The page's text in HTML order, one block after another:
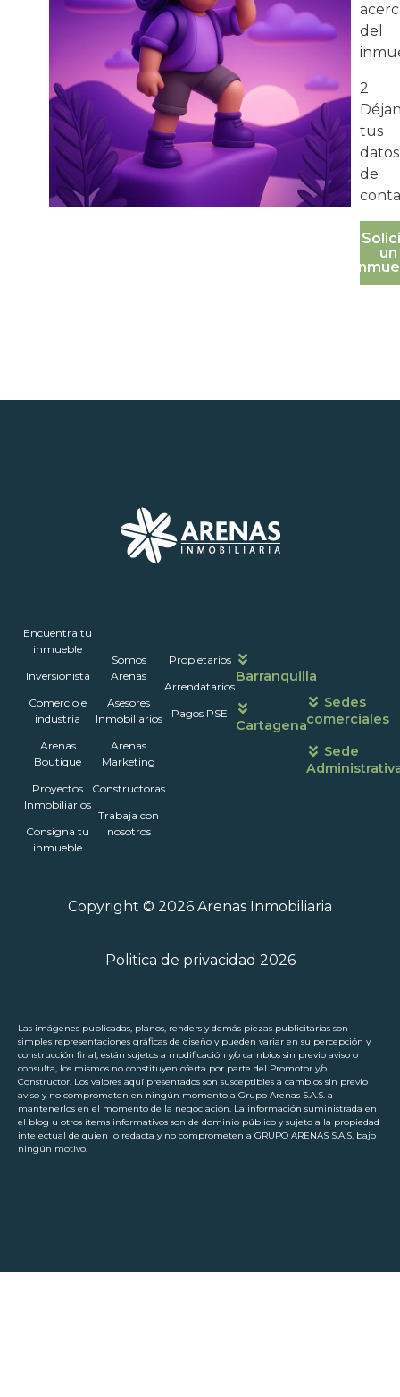
del
2
tus
datos
de
un
Encuentra tu
inmueble
Inversionista
Comercio e
industria
Arenas
Boutique
Proyectos
Inmobiliarios
Consigna tu
inmueble
Somos
Arenas
Asesores
Inmobiliarios
Arenas
Marketing
Constructoras
Trabaja con
nosotros
Propietarios
Arrendatarios
Pagos PSE
Barranquilla
Cartagena
atención
Sedes
comerciales
Sede
Copyright © 2026 Arenas Inmobiliaria
Politica de privacidad 2026
Las imágenes publicadas, planos, renders y demás piezas publicitarias son
simples representaciones gráficas de diseño y pueden variar en su percepción y
construcción final, están sujetos a modificación y/o cambios sin previo aviso o
consulta, los mismos no constituyen oferta por parte del Promotor y/o
Constructor. Los valores aquí presentados son susceptibles a cambios sin previo
aviso y no comprometen en ningún momento a Grupo Arenas S.A.S. a
mantenerlos en el momento de la negociación. La información suministrada en
el blog u otros ítems informativos son de dominio público y sujeto a la propiedad
intelectual de quien lo redacta y no comprometen a GRUPO ARENAS S.A.S. bajo
ningún motivo.